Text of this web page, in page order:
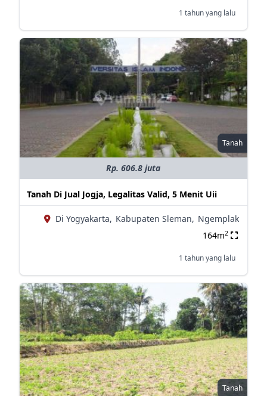
1 tahun yang lalu
Tanah
Rp. 606.8 juta
Tanah Di Jual Jogja, Legalitas Valid, 5 Menit Uii
Di Yogyakarta, Kabupaten Sleman, Ngemplak
164m2
1 tahun yang lalu
Tanah